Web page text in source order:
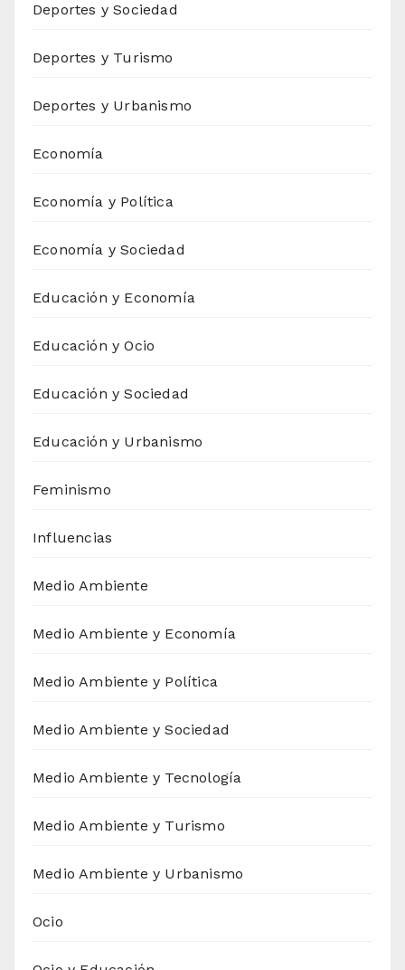
Deportes y Sociedad
Deportes y Turismo
Deportes y Urbanismo
Economía
Economía y Política
Economía y Sociedad
Educación y Economía
Educación y Ocio
Educación y Sociedad
Educación y Urbanismo
Feminismo
Influencias
Medio Ambiente
Medio Ambiente y Economía
Medio Ambiente y Política
Medio Ambiente y Sociedad
Medio Ambiente y Tecnología
Medio Ambiente y Turismo
Medio Ambiente y Urbanismo
Ocio